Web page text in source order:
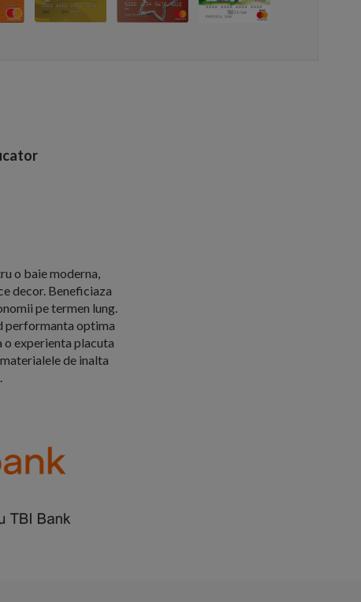
o baie moderna,
decor. Beneficiaza
pe termen lung.
performanta optima
experienta placuta
de inalta